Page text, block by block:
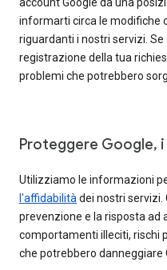
informarti circa le modifiche
riguardanti i nostri servizi.
registrazione della tua
problemi che potrebbero
Proteggere Google,
Utilizziamo le informazioni
l'affidabilità dei nostri servizi.
prevenzione e la risposta ad
comportamenti illeciti, rischi
che potrebbero danneggiare